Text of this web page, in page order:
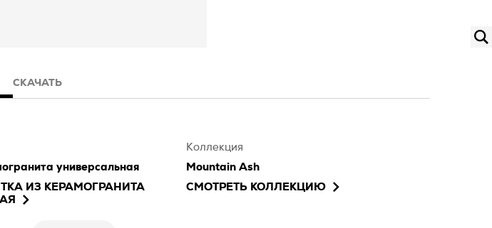
СКАЧАТЬ
универсальная
ИЗ КЕРАМОГРАНИТА
Коллекция
Mountain Ash
СМОТРЕТЬ КОЛЛЕКЦИЮ